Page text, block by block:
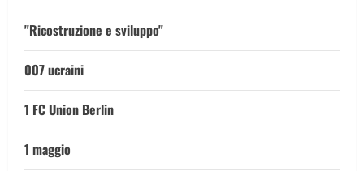
"Ricostruzione e sviluppo"
007 ucraini
1 FC Union Berlin
1 maggio